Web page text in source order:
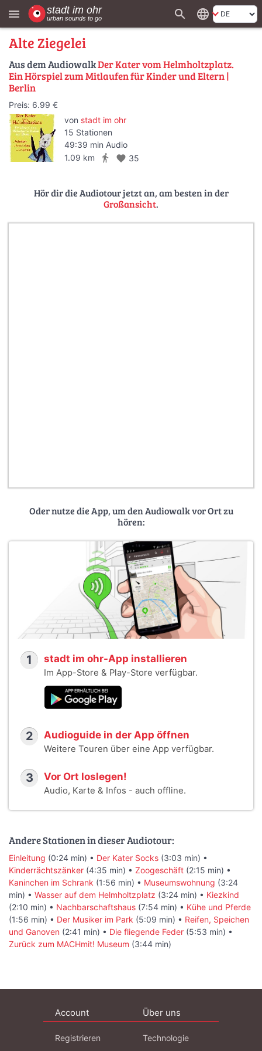
menu search language
Alte Ziegelei
Aus dem AudiowalkDer Kater vom Helmholtzplatz.
Ein Hörspiel zum Mitlaufen für Kinder und Eltern |
Berlin
Preis: 6.99 €
von stadt im ohr
15 Stationen
49:39 min Audio
1.09 km
directions_walk favorite 35
Hör dir die Audiotour jetzt an, am besten in der
Großansicht.
Oder nutze die App, um den Audiowalk vor Ort zu
hören:
1 stadt im ohr-App installieren
Im App-Store & Play-Store verfügbar.
2 Audioguide in der App öffnen
Weitere Touren über eine App verfügbar.
3 Vor Ort loslegen!
Audio, Karte & Infos - auch offline.
Andere Stationen in dieser Audiotour:
Einleitung (0:24 min) • Der Kater Socks (3:03 min) •
Kinderrächtszänker (4:35 min) • Zoogeschäft (2:15 min) •
Kaninchen im Schrank (1:56 min) • Museumswohnung (3:24
min) • Wasser auf dem Helmholtzplatz (3:24 min) • Kiezkind
(2:10 min) • Nachbarschaftshaus (7:54 min) • Kühe und Pferde
(1:56 min) • Der Musiker im Park (5:09 min) • Reifen, Speichen
und Ganoven (2:41 min) • Die fliegende Feder (5:53 min) •
Zurück zum MACHmit! Museum (3:44 min)
Account
Registrieren
Über uns
Technologie